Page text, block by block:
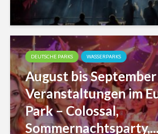
DEUTSCHE PARKS WASSERPARKS
August bis September
Veranstaltungen im
Park – Colossal,